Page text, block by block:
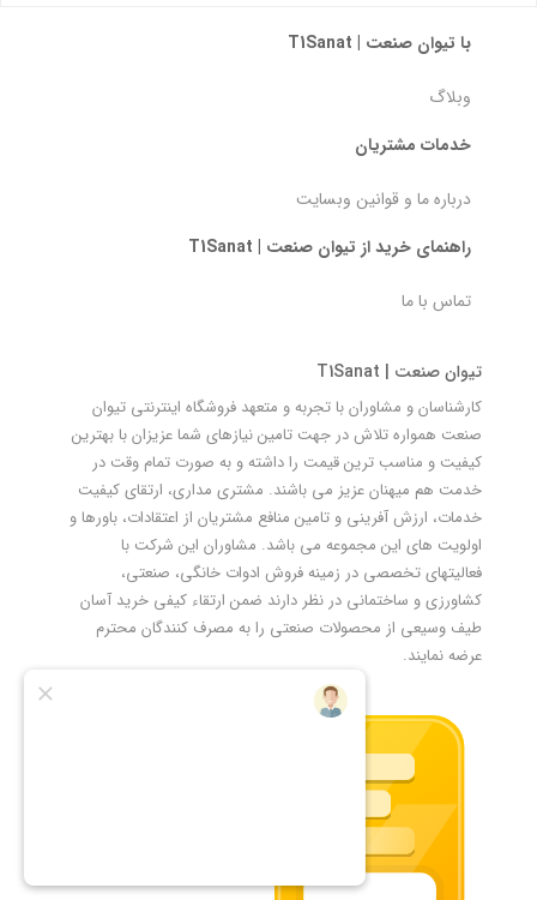
با تیوان صنعت | T1Sanat
وبلاگ
خدمات مشتریان
درباره ما و قوانین وبسایت
راهنمای خرید از تیوان صنعت | T1Sanat
تماس با ما
تیوان صنعت | T1Sanat
کارشناسان و مشاوران با تجربه و متعهد فروشگاه اینترنتی تیوان
صنعت همواره تلاش در جهت تامین نیازهای شما عزیزان با بهترین
کیفیت و مناسب ترین قیمت را داشته و به صورت تمام وقت در
خدمت هم میهنان عزیز می باشند. مشتری مداری، ارتقای کیفیت
خدمات، ارزش آفرینی و تامین منافع مشتریان از اعتقادات، باورها و
اولویت های این مجموعه می باشد. مشاوران این شرکت با
فعالیتهای تخصصی در زمینه فروش ادوات خانگی، صنعتی،
کشاورزی و ساختمانی در نظر دارند ضمن ارتقاء کیفی خرید آسان
طیف وسیعی از محصولات صنعتی را به مصرف کنندگان محترم
عرضه نمایند.